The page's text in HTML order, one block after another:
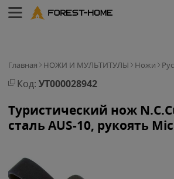
Главная НОЖИ И МУЛЬТИТУЛЫ Ножи
Код: УТ000028942
Туристический нож
сталь AUS-10, рукоять